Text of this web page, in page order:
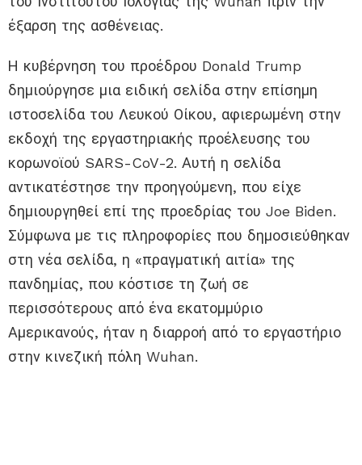
έξαρση της ασθένειας.
Η κυβέρνηση του προέδρου Donald Trump
δημιούργησε μια ειδική σελίδα στην επίσημη
ιστοσελίδα του Λευκού Οίκου, αφιερωμένη στην
εκδοχή της εργαστηριακής προέλευσης του
κορωνοϊού SARS-CoV-2. Αυτή η σελίδα
αντικατέστησε την προηγούμενη, που είχε
δημιουργηθεί επί της προεδρίας του Joe Biden.
Σύμφωνα με τις πληροφορίες που δημοσιεύθηκαν
στη νέα σελίδα, η «πραγματική αιτία» της
πανδημίας, που κόστισε τη ζωή σε
περισσότερους από ένα εκατομμύριο
Αμερικανούς, ήταν η διαρροή από το εργαστήριο
στην κινεζική πόλη Wuhan.